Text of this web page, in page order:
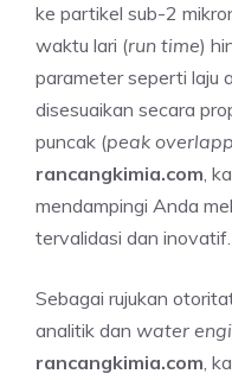
ke partikel sub-2
waktu lari (run time)
parameter seperti laju
disesuaikan secara
puncak (peak
rancangkimia.com,
mendampingi Anda
tervalidasi dan inovatif.
Sebagai rujukan
analitik dan water
rancangkimia.com,